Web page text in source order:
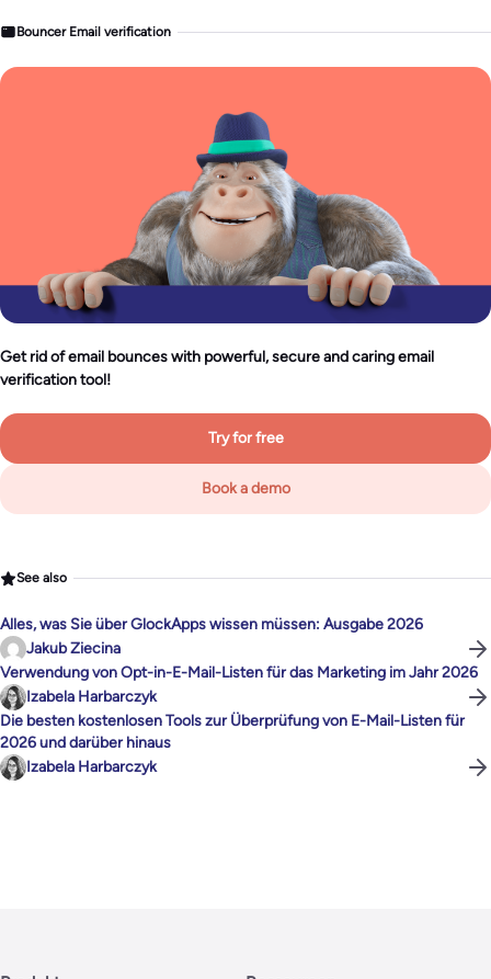
Bouncer Email verification
Get rid of email bounces with powerful, secure and caring email
verification tool!
Try for free
Book a demo
See also
Alles, was Sie über GlockApps wissen müssen: Ausgabe 2026
Jakub Ziecina
Verwendung von Opt-in-E-Mail-Listen für das Marketing im Jahr 2026
Izabela Harbarczyk
Die besten kostenlosen Tools zur Überprüfung von E-Mail-Listen für
2026 und darüber hinaus
Izabela Harbarczyk